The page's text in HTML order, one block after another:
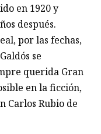
en 1920 y
después.
por las fechas,
se
querida Gran
en la ficción,
Carlos Rubio de